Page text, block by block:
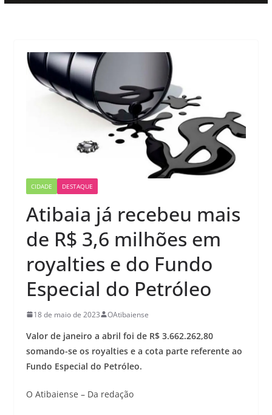
CIDADE DESTAQUE
Atibaia já recebeu mais
de R$ 3,6 milhões em
royalties e do Fundo
Especial do Petróleo
18 de maio de 2023 OAtibaiense
Valor de janeiro a abril foi de R$ 3.662.262,80
somando-se os royalties e a cota parte referente ao
Fundo Especial do Petróleo.
O Atibaiense – Da redação